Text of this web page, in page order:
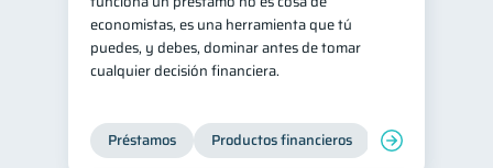
economistas, es una herramienta que tú
puedes, y debes, dominar antes de tomar
cualquier decisión financiera.
Préstamos Productos financieros Manejo de